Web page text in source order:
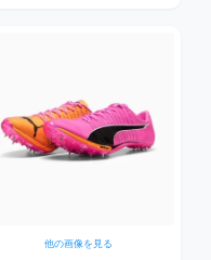
他の画像を見る